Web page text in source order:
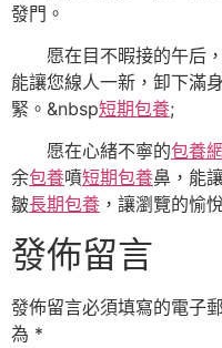
發門。
愿在目不暇接的午后
能讓您線人一新，卸下滿
緊。&nbsp短期包養;
愿在心緒不寧的包養網
余包養噴短期包養鼻，能
皺長期包養 ，讓瀏覽的愉
發佈留言
發佈留言必須填寫的電子
為 *